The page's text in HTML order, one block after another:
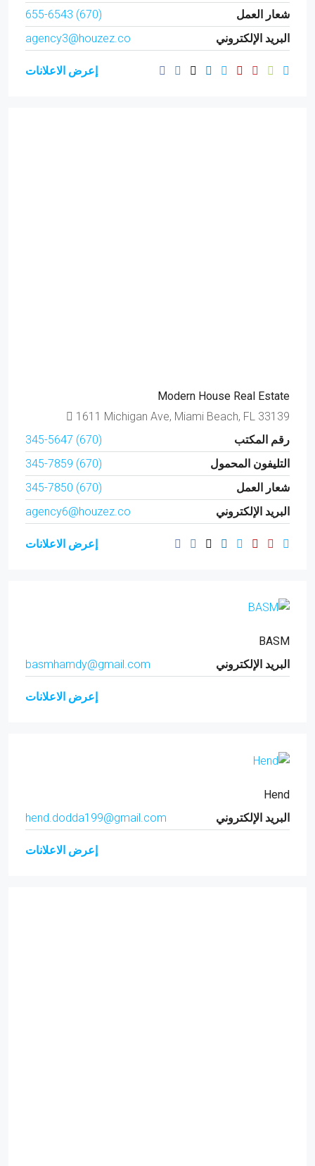
شعار العمل
(670) 655-6543
البريد الإلكتروني
agency3@houzez.co
إعرض الاعلانات
Modern House Real Estate
1611 Michigan Ave, Miami Beach, FL 33139
رقم المكتب
(670) 345-5647
التليفون المحمول
(670) 345-7859
شعار العمل
(670) 345-7850
البريد الإلكتروني
agency6@houzez.co
إعرض الاعلانات
BASM
البريد الإلكتروني
basmhamdy@gmail.com
إعرض الاعلانات
Hend
البريد الإلكتروني
hend.dodda199@gmail.com
إعرض الاعلانات